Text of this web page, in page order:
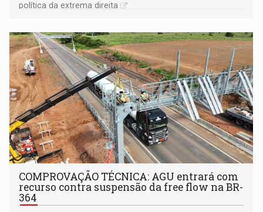
política da extrema direita
COMPROVAÇÃO TÉCNICA: AGU entrará com
recurso contra suspensão da free flow na BR-
364